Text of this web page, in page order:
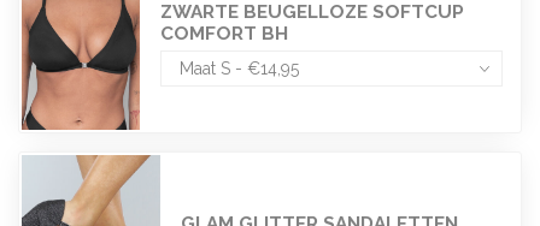
ZWARTE BEUGELLOZE SOFTCUP
COMFORT BH